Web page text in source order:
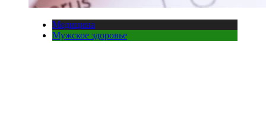
Медицина
Мужское здоровье